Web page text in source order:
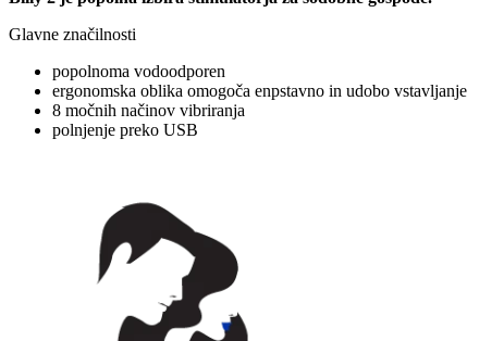
Glavne značilnosti
popolnoma vodoodporen
ergonomska oblika omogoča enpstavno in udobo vstavljanje
8 močnih načinov vibriranja
polnjenje preko USB